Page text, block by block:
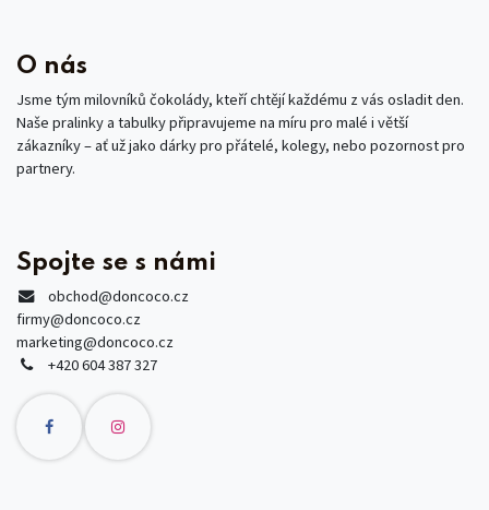
O nás
Jsme tým milovníků čokolády, kteří chtějí každému z vás osladit den.
Naše pralinky a tabulky připravujeme na míru pro malé i větší
zákazníky – ať už jako dárky pro přátelé, kolegy, nebo pozornost pro
partnery.
Spojte se s námi
obchod@doncoco.cz
firmy@doncoco.cz
marketing@doncoco.cz
+420 604 387 327